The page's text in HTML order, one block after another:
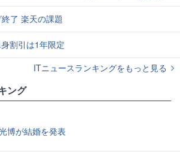
了 楽天の課題
割引は1年限定
ITニュースランキングをもっと見る
ング
博が結婚を発表